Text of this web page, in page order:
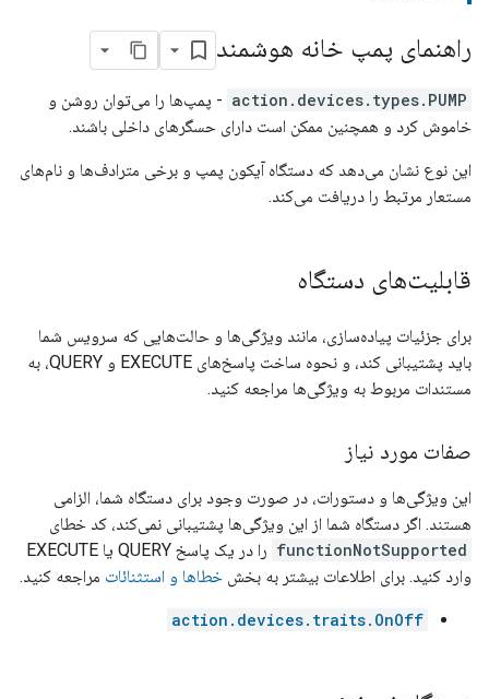
راهنمای پمپ خانه هوشمند
action.devices.types.PUMP - پمپ‌ها را می‌توان روشن و
خاموش کرد و همچنین ممکن است دارای حسگرهای داخلی باشند.
این نوع نشان می‌دهد که دستگاه آیکون پمپ و برخی مترادف‌ها و نام‌های
مستعار مرتبط را دریافت می‌کند.
قابلیت‌های دستگاه
برای جزئیات پیاده‌سازی، مانند ویژگی‌ها و حالت‌هایی که سرویس شما
باید پشتیبانی کند، و نحوه ساخت پاسخ‌های EXECUTE و QUERY، به
مستندات مربوط به ویژگی‌ها مراجعه کنید.
صفات مورد نیاز
این ویژگی‌ها و دستورات، در صورت وجود برای دستگاه شما، الزامی
هستند. اگر دستگاه شما از این ویژگی‌ها پشتیبانی نمی‌کند، کد خطای
functionNotSupported
را در یک پاسخ QUERY یا EXECUTE
وارد کنید. برای اطلاعات بیشتر به بخش خطاها و استثنائات مراجعه کنید.
action.devices.traits.OnOff